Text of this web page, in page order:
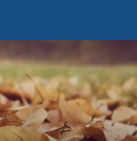
Bekijk alle foto's